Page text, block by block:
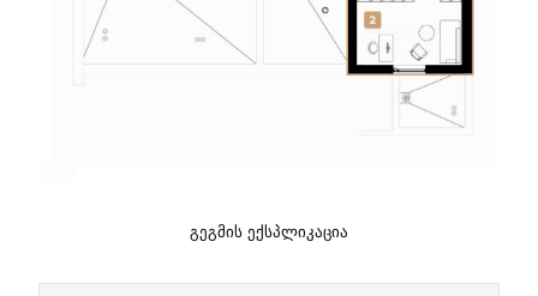
ᲒᲔᲒᲛᲘᲡ ᲔᲥᲡᲞᲚᲘᲙᲐᲪᲘᲐ